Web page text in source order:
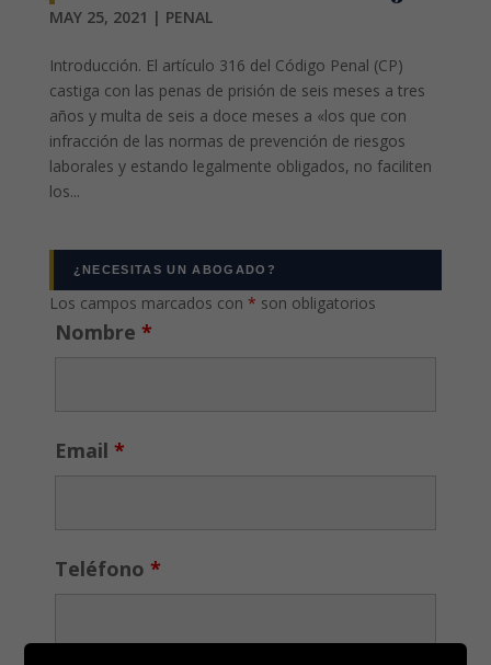
MAY 25, 2021 | PENAL
Introducción. El artículo 316 del Código Penal (CP)
castiga con las penas de prisión de seis meses a tres
años y multa de seis a doce meses a «los que con
infracción de las normas de prevención de riesgos
laborales y estando legalmente obligados, no faciliten
los...
¿NECESITAS UN ABOGADO?
Los campos marcados con * son obligatorios
Nombre *
Email *
Teléfono *